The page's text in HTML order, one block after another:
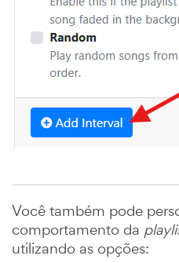
Você também pode
comportamento da
utilizando as opções: